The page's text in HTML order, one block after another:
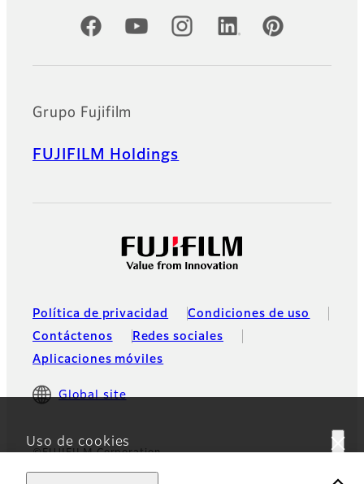
Uso de cookies
Este sitio web utiliza cookies. Al usar el sitio, usted
Cuentas oficiales de redes sociales
Grupo Fujifilm
FUJIFILM Holdings
Política de privacidad
Condiciones de uso
Contáctenos
Redes sociales
Aplicaciones móviles
Global site
©FUJIFILM Corporation